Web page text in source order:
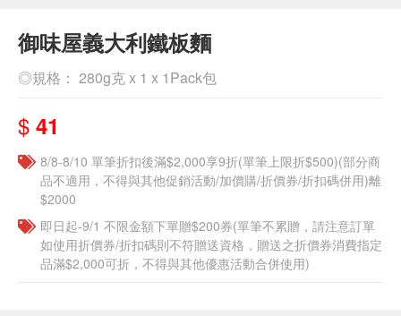
御味屋義大利鐵板麵
◎規格： 280g克 x 1 x 1Pack包
$ 41
8/8-8/10 單筆折扣後滿$2,000享9折(單筆上限折$500)(部分商
品不適用，不得與其他促銷活動/加價購/折價券/折扣碼併用)離
$2000
即日起-9/1 不限金額下單贈$200券(單筆不累贈，請注意訂單
如使用折價券/折扣碼則不符贈送資格，贈送之折價券消費指定
品滿$2,000可折，不得與其他優惠活動合併使用)